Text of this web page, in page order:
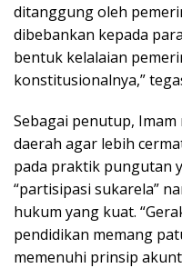
ditanggung oleh
dibebankan kepada
bentuk kelalaian
konstitusionalnya,”
Sebagai penutup,
daerah agar lebih
pada praktik pungutan
“partisipasi sukarela”
hukum yang kuat.
pendidikan memang
memenuhi prinsip